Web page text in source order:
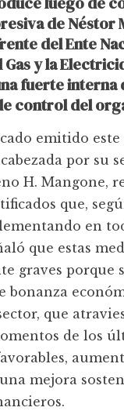
de Néstor
del Ente
y la
fuerte interna
control del
emitido este
por su
H. Mangone,
que,
en
que estas
graves porque
bonanza
que
de los
mejora